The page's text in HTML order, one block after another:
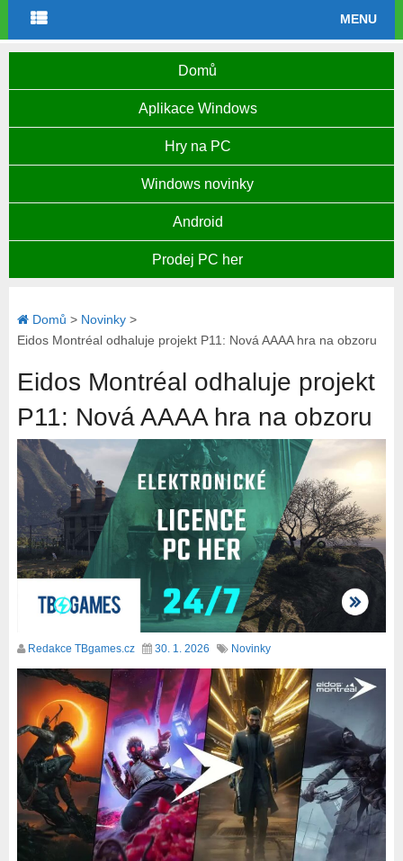
MENU
Domů
Aplikace Windows
Hry na PC
Windows novinky
Android
Prodej PC her
Domů > Novinky>
Eidos Montréal odhaluje projekt P11: Nová AAAA hra na obzoru
Eidos Montréal odhaluje projekt
P11: Nová AAAA hra na obzoru
Redakce TBgames.cz 30. 1. 2026 Novinky